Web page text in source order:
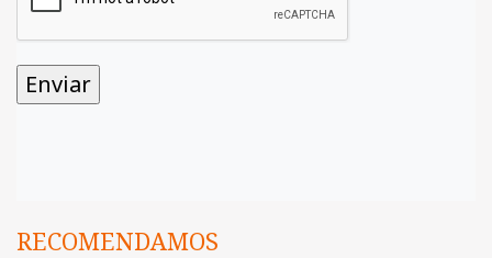
RECOMENDAMOS